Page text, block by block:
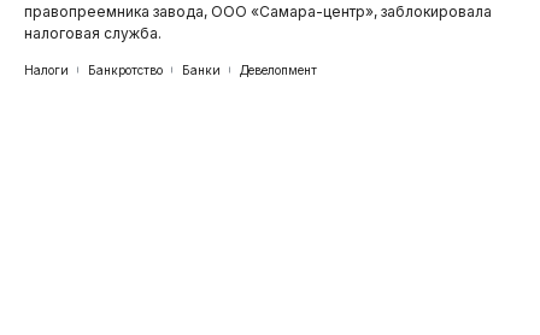
правопреемника завода, ООО «Самара-центр», заблокировала
налоговая служба.
Налоги Банкротство Банки Девелопмент